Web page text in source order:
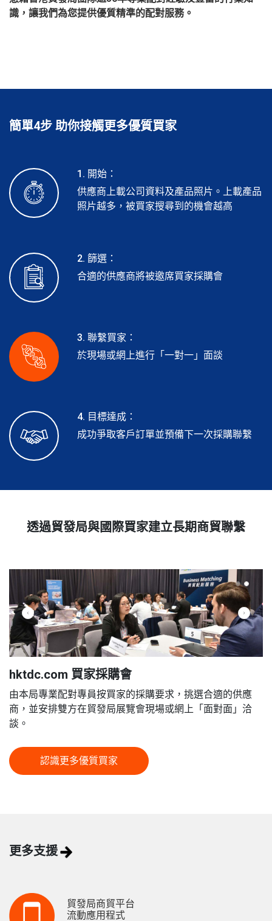
識，讓我們為您提供優質精準的配對服務。
簡單4步 助你接觸更多優質買家
1. 開始：
供應商上載公司資料及產品照片。上載產品
照片越多，被買家搜尋到的機會越高
2. 篩選：
合適的供應商將被邀席買家採購會
3. 聯繫買家：
於現場或網上進行「一對一」面談
4. 目標達成：
成功爭取客戶訂單並預備下一次採購聯繫
透過貿發局與國際買家建立長期商貿聯繫
Previous Next
hktdc.com 買家採購會
由本局專業配對專員按買家的採購要求，挑選合適的供應
商，並安排雙方在貿發局展覽會現場或網上「面對面」洽
談。
認識更多優質買家
更多支援
貿發局商貿平台
流動應用程式